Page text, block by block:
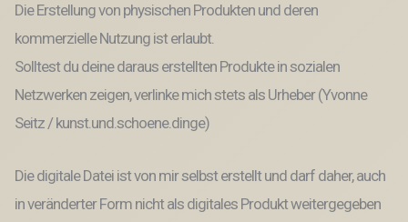
Die Erstellung von physischen Produkten und deren
kommerzielle Nutzung ist erlaubt.
Solltest du deine daraus erstellten Produkte in sozialen
Netzwerken zeigen, verlinke mich stets als Urheber (Yvonne
Seitz / kunst.und.schoene.dinge)
Die digitale Datei ist von mir selbst erstellt und darf daher, auch
in veränderter Form nicht als digitales Produkt weitergegeben